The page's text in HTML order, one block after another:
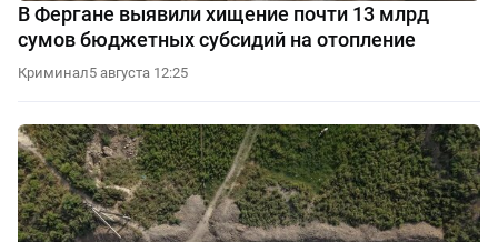
В Фергане выявили хищение почти 13 млрд
сумов бюджетных субсидий на отопление
Криминал5 августа 12:25